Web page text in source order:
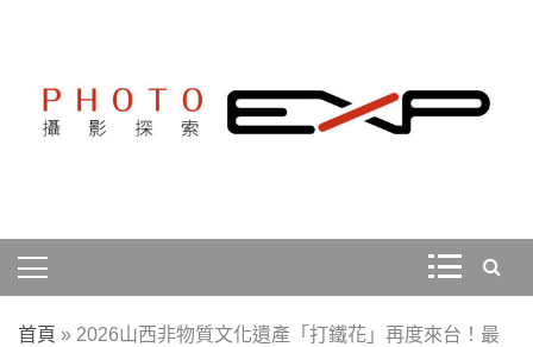
首頁 » 2026山西非物質文化遺產「打鐵花」再度來台！最